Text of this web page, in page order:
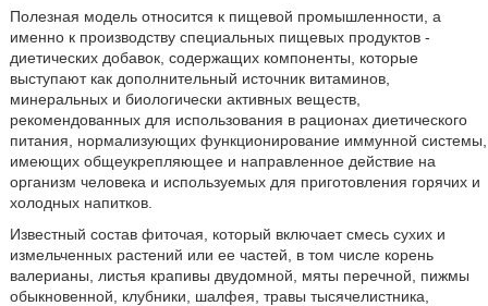
Полезная модель относится к пищевой промышленности, а
именно к производству специальных пищевых продуктов -
диетических добавок, содержащих компоненты, которые
выступают как дополнительный источник витаминов,
минеральных и биологически активных веществ,
рекомендованных для использования в рационах диетического
питания, нормализующих функционирование иммунной системы,
имеющих общеукрепляющее и направленное действие на
организм человека и используемых для приготовления горячих и
холодных напитков.
Известный состав фиточая, который включает смесь сухих и
измельченных растений или ее частей, в том числе корень
валерианы, листья крапивы двудомной, мяты перечной, пижмы
обыкновенной, клубники, шалфея, травы тысячелистника,